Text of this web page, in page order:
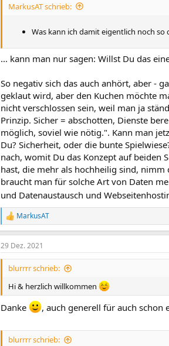
MarkusAT schrieb:
Was kann ich damit eigentlich noch so
... kann man nur sagen: Willst Du das
So negativ sich das auch anhört, aber -
geklaut wird, aber den Kuchen möchte
nicht verschlossen sein, weil man ja
Prinzip. Sicher = abschotten, Dienste
möglich, soviel wie nötig.". Kann man
Du? Sicherheit, oder die bunte
nach, womit Du das Konzept auf beiden
hast, die mehr als hochheilig sind, nimm
braucht man für solche Art von Daten
und Datenaustausch und
R
e
a
k
t
e
n
:
MarkusAT
29 Dez. 2021
blurrrr schrieb:
Hi & herzlich willkommen
Danke , auch generell für auch
blurrrr schrieb: